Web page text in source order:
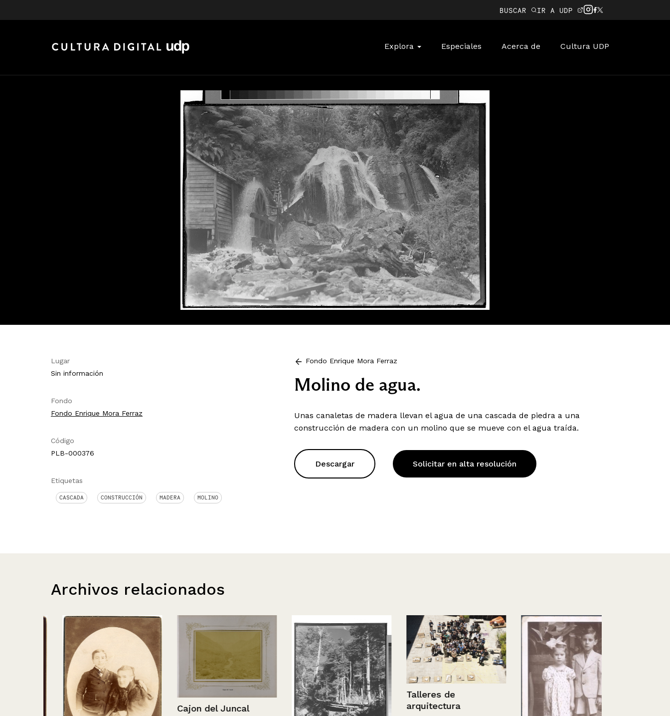
BUSCAR IR A UDP
Explora Especiales Acerca de Cultura UDP
Lugar
Sin información
Fondo
Fondo Enrique Mora Ferraz
Código
PLB-000376
Etiquetas
CASCADA CONSTRUCCIÓN MADERA MOLINO
Fondo Enrique Mora Ferraz
Molino de agua.
Unas canaletas de madera llevan el agua de una cascada de piedra a una
construcción de madera con un molino que se mueve con el agua traída.
Descargar Solicitar en alta resolución
Archivos relacionados
Cajon del Juncal
Talleres de
arquitectura